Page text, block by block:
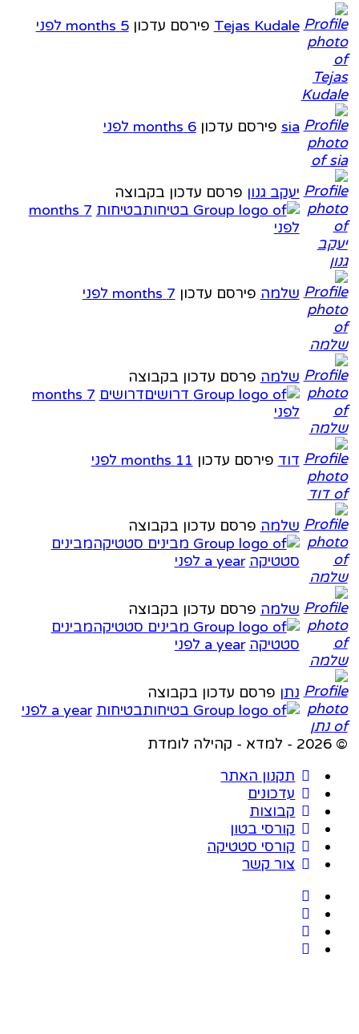
Tejas Kudaleפירסם עדכון5 months לפני
siaפירסם עדכון6 months לפני
יעקב גנוןפרסם עדכון בקבוצה
בטיחות
7 months
שלמהפירסם עדכון7 months לפני
שלמהפרסם עדכון בקבוצה
דרושים
7 months
דודפירסם עדכון11 months לפני
שלמהפרסם עדכון בקבוצה
מבינים
סטטיקה a year לפני
שלמהפרסם עדכון בקבוצה
מבינים
סטטיקה a year לפני
נתןפרסם עדכון בקבוצה
בטיחות a year לפני
תקנון האתר
עדכונים
קבוצות
קורסי בטון
קורסי סטטיקה
צור קשר